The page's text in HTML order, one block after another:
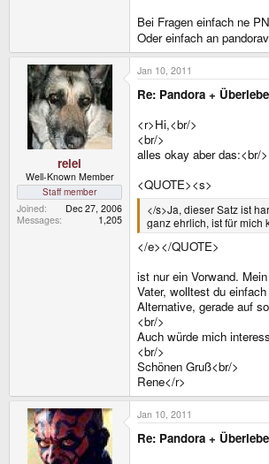
Bei Fragen einfach ne
Oder einfach an
relei
Well-Known Member
Staff member
Joined
Dec 27, 2006
Messages
1,205
Jan 10, 2011
Re: Pandora +
<r>Hi,<br/>
<br/>
alles okay aber das:<br/>
<QUOTE><s>
</s>Ja, dieser Satz ist
ganz ehrlich, ist für mich
</e></QUOTE>
ist nur ein Vorwand.
Vater, wolltest du
Alternative, gerade auf
<br/>
Auch würde mich
<br/>
Schönen Gruß<br/>
Rene</r>
Jan 10, 2011
Re: Pandora +